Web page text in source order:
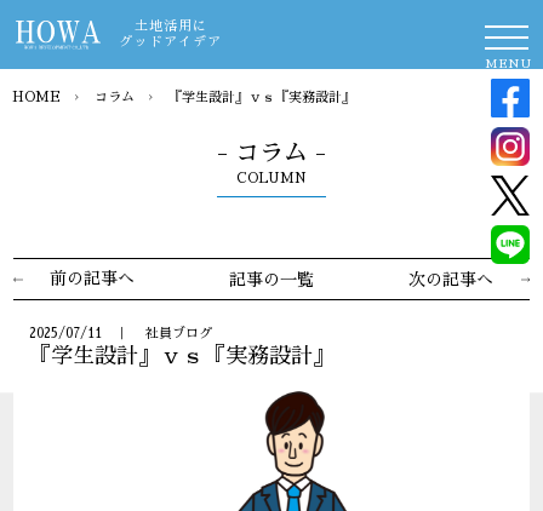
土地活用に
グッドアイデア
MENU
- コラム -
COLUMN
HOME › コラム › 『学生設計』ｖｓ『実務設計』
前の記事へ 記事の一覧 次の記事へ
2025/07/11 ｜ 社員ブログ
『学生設計』ｖｓ『実務設計』